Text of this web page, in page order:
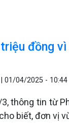
đồng
|01/04/2025 - 10:44
thông tin từ
biết, đơn vị